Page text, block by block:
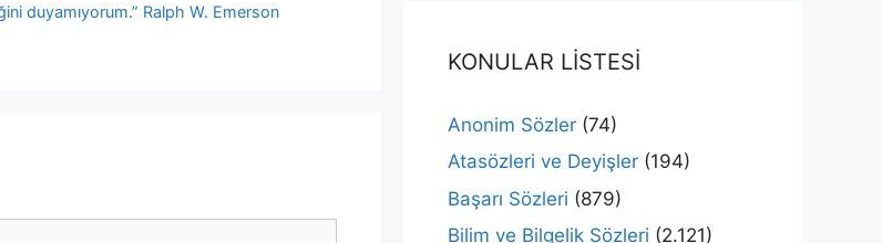
duyamıyorum.” Ralph W. Emerson
KONULAR LİSTESİ
Anonim Sözler (74)
Atasözleri ve Deyişler (194)
Başarı Sözleri (879)
Bilim ve Bilgelik Sözleri (2.121)